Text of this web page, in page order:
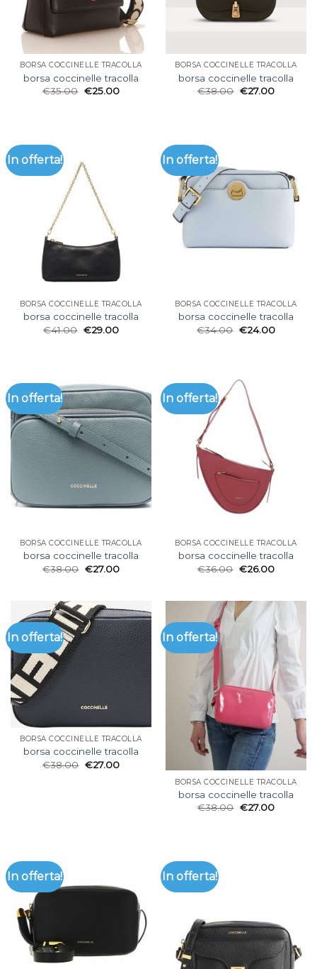
BORSA COCCINELLE TRACOLLA
borsa coccinelle tracolla
€35.00 €25.00
BORSA COCCINELLE TRACOLLA
borsa coccinelle tracolla
€38.00 €27.00
In offerta!
BORSA COCCINELLE TRACOLLA
borsa coccinelle tracolla
€41.00 €29.00
In offerta!
BORSA COCCINELLE TRACOLLA
borsa coccinelle tracolla
€34.00 €24.00
In offerta!
BORSA COCCINELLE TRACOLLA
borsa coccinelle tracolla
€38.00 €27.00
In offerta!
BORSA COCCINELLE TRACOLLA
borsa coccinelle tracolla
€36.00 €26.00
In offerta!
BORSA COCCINELLE TRACOLLA
borsa coccinelle tracolla
€38.00 €27.00
In offerta!
BORSA COCCINELLE TRACOLLA
borsa coccinelle tracolla
€38.00 €27.00
In offerta! In offerta!